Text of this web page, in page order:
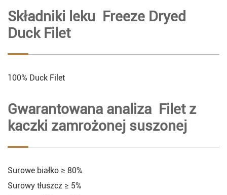
Składniki leku Freeze Dryed
Duck Filet
100% Duck Filet
Gwarantowana analiza Filet z
kaczki zamrożonej suszonej
Surowe białko ≥ 80%
Surowy tłuszcz ≥ 5%